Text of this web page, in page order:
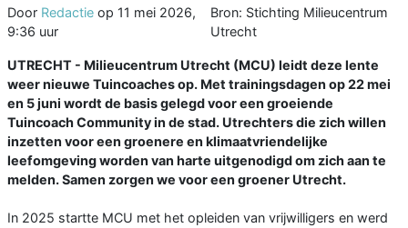
Door Redactie op 11 mei 2026,
9:36 uur
Bron: Stichting Milieucentrum
Utrecht
UTRECHT - Milieucentrum Utrecht (MCU) leidt deze lente
weer nieuwe Tuincoaches op. Met trainingsdagen op 22 mei
en 5 juni wordt de basis gelegd voor een groeiende
Tuincoach Community in de stad. Utrechters die zich willen
inzetten voor een groenere en klimaatvriendelijke
leefomgeving worden van harte uitgenodigd om zich aan te
melden. Samen zorgen we voor een groener Utrecht.
In 2025 startte MCU met het opleiden van vrijwilligers en werd